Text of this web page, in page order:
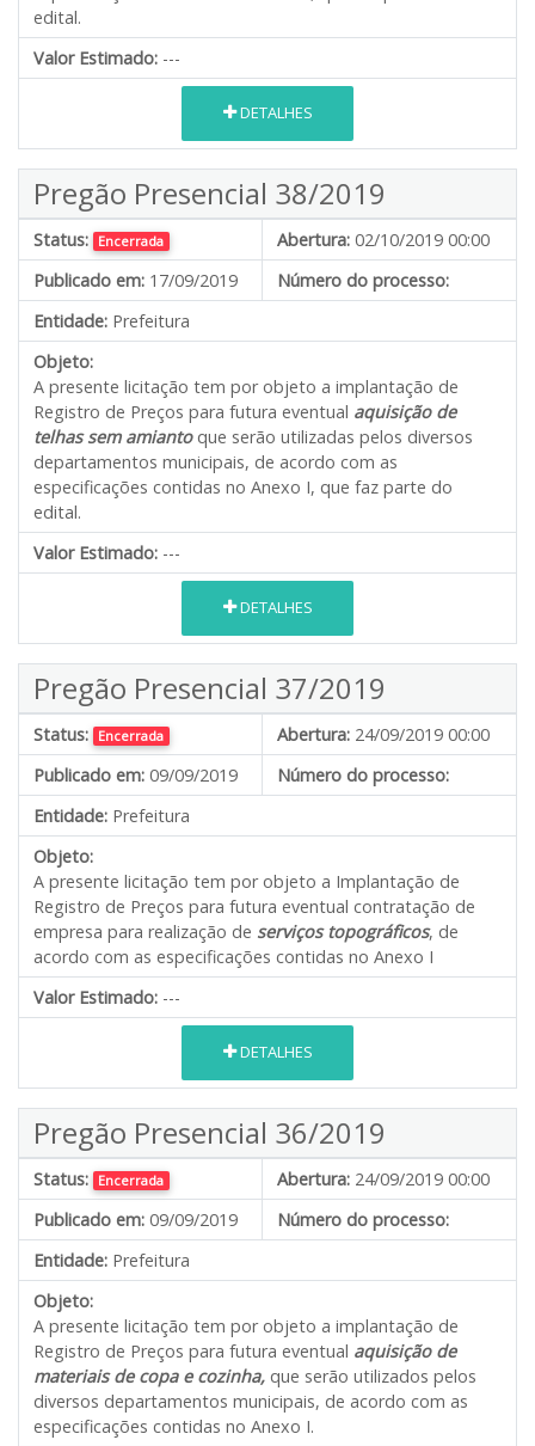
edital.
Valor Estimado: ---
DETALHES
Pregão Presencial 38/2019
Status: Encerrada Abertura: 02/10/2019 00:00
Publicado em: 17/09/2019
Número do processo:
Entidade: Prefeitura
Objeto:
A presente licitação tem por objeto a implantação de
Registro de Preços para futura eventual aquisição de
telhas sem amiantoque serão utilizadas pelos diversos
departamentos municipais, de acordo com as
especificações contidas no Anexo I, que faz parte do
edital.
Valor Estimado: ---
DETALHES
Pregão Presencial 37/2019
Status: Encerrada Abertura: 24/09/2019 00:00
Publicado em: 09/09/2019
Número do processo:
Entidade: Prefeitura
Objeto:
A presente licitação tem por objeto a Implantação de
Registro de Preços para futura eventual contratação de
empresa para realização de serviços topográficos, de
acordo com as especificações contidas no Anexo I
Valor Estimado: ---
DETALHES
Pregão Presencial 36/2019
Status: Encerrada Abertura: 24/09/2019 00:00
Publicado em: 09/09/2019
Número do processo:
Entidade: Prefeitura
Objeto:
A presente licitação tem por objeto a implantação de
Registro de Preços para futura eventual aquisição de
materiais de copa e cozinha, que serão utilizados pelos
diversos departamentos municipais, de acordo com as
especificações contidas no Anexo I.